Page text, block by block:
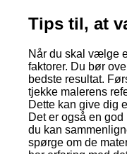
Tips til, at
Når du skal vælge
faktorer. Du bør
bedste resultat.
tjekke malerens
Dette kan give dig
Det er også en
du kan
spørge om de